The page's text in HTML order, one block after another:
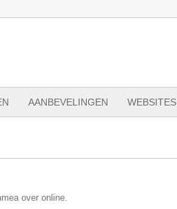
AANBEVELINGEN WEBSITES
over online.